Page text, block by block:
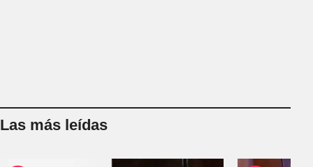
Las más leídas